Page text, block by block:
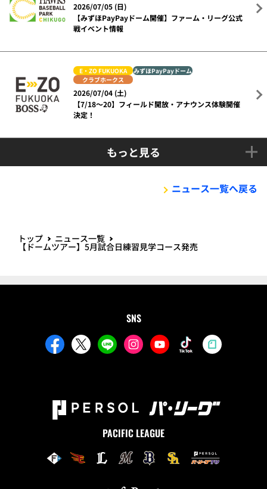
2026/07/05 (日)
【みずほPayPayドーム開催】ファーム・リーグ公式
戦イベント情報
E・ZO FUKUOKA
みずほPayPayドーム
クラブホークス
2026/07/04 (土)
【7/18～20】フィールド開放・アナウンス体験開催
決定！
もっと見る
ニュース一覧へ戻る
トップ ニュース一覧
【ドームツアー】5月試合日練習見学コース発売
SNS
PACIFIC LEAGUE